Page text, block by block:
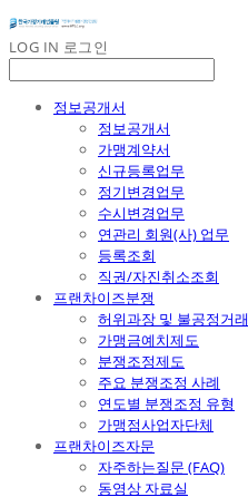
LOG IN 로그인
정보공개서
정보공개서
가맹계약서
신규등록업무
정기변경업무
수시변경업무
연관리 회원(사) 업무
등록조회
직권/자진취소조회
프랜차이즈분쟁
허위과장 및 불공정거래
가맹금예치제도
분쟁조정제도
주요 분쟁조정 사례
연도별 분쟁조정 유형
가맹점사업자단체
프랜차이즈자문
자주하는질문 (FAQ)
동영상 자료실